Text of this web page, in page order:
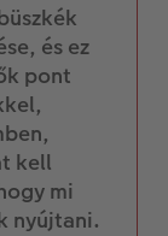
és ez
pont
kell
mi
nyújtani.